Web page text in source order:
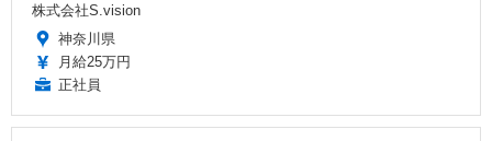
株式会社S.vision
神奈川県
月給25万円
正社員